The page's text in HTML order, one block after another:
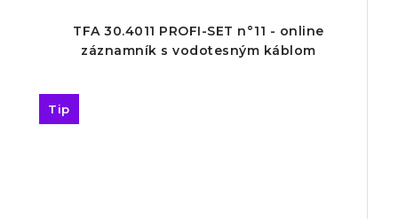
TFA 30.4011 PROFI-SET n°11 - online
záznamník s vodotesným káblom
Tip